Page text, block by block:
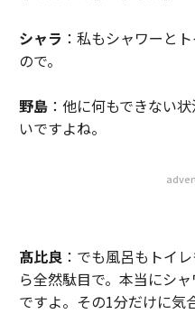
シャラ ：私もシャワーと
ので。
野島：他に何もできない
いですよね。
髙比良：でも風呂もトイ
ら全然駄目で。本当にシ
ですよ。その1分だけに気